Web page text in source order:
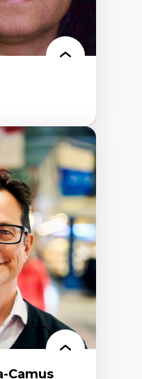
de la
administratives
et
Camus